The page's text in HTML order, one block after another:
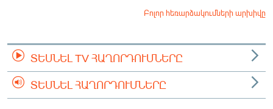
Բոլոր հեռարձակումների արխիվը
ՏԵՍՆԵԼ TV ՀԱՂՈՐԴՈՒՄՆԵՐԸ
ՏԵՍՆԵԼ ՀԱՂՈՐԴՈՒՄՆԵՐԸ